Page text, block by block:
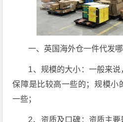
一、英国海外仓一件代发
1、规模的大小：一般来说
保障是比较高一些的；规模小
一些；
2、资质及口碑：资质主